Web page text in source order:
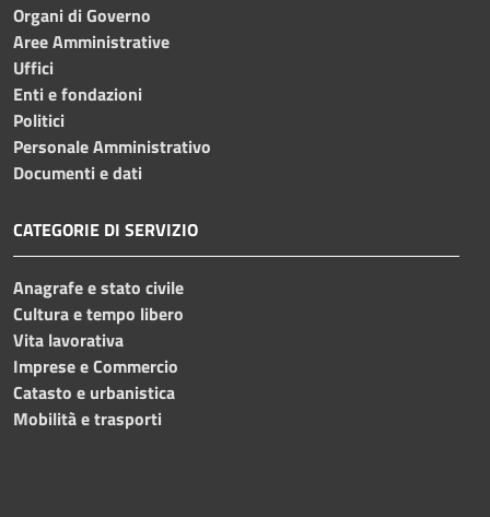
Organi di Governo
Aree Amministrative
Uffici
Enti e fondazioni
Politici
Personale Amministrativo
Documenti e dati
CATEGORIE DI SERVIZIO
Anagrafe e stato civile
Cultura e tempo libero
Vita lavorativa
Imprese e Commercio
Catasto e urbanistica
Mobilità e trasporti